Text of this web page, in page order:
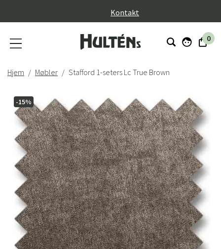
Kontakt
0
Hjem Møbler Stafford 1-seters Lc True Brown
-15%